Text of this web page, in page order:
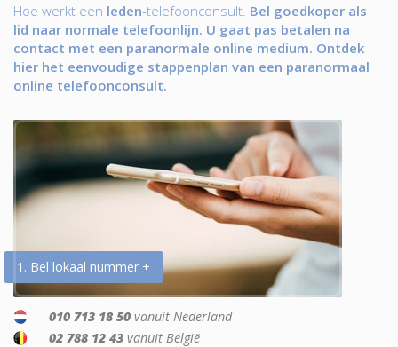
Hoe werkt een leden-telefoonconsult. Bel goedkoper als
lid naar normale telefoonlijn. U gaat pas betalen na
contact met een paranormale online medium. Ontdek
hier het eenvoudige stappenplan van een paranormaal
online telefoonconsult.
1. Bel lokaal nummer +
010 713 18 50 vanuit Nederland
02 788 12 43 vanuit België